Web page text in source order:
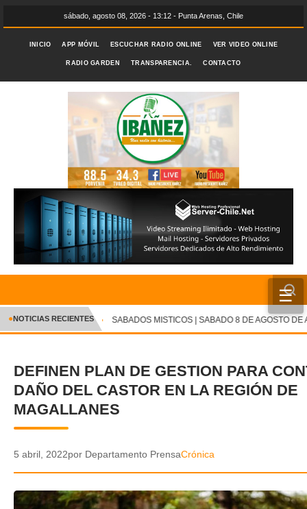
sábado, agosto 08, 2026 - 13:12 - Punta Arenas, Chile
INICIO APP MÓVIL ESCUCHAR RADIO ONLINE VER VIDEO ONLINE
RADIO GARDEN TRANSPARENCIA. CONTACTO
☰
INICIO
CRÓNICA
DEPORTES
ENTRETENIMIENTO Y CULTURA
AUDIOS
✕
●NOTICIAS RECIENTES SABADOS MISTICOS | SABADO 8 DE AGOSTO DE
DEFINEN PLAN DE GESTION PARA
DAÑO DEL CASTOR EN LA REGIÓN DE
MAGALLANES
5 abril, 2022por Departamento PrensaCrónica